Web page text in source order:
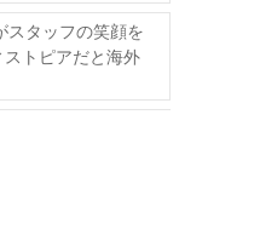
スタッフの笑顔を
トピアだと海外